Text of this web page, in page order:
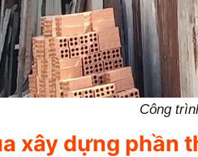
Công
xây dựng phần